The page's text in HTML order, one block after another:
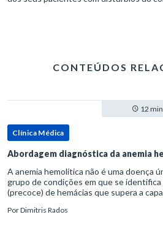
CONTEÚDOS
12
Clínica Médica
Abordagem diagnóstica da anemia
A anemia hemolítica não é uma doença
grupo de condições em que se
(precoce) de hemácias que supera a
PorDimitris Rados